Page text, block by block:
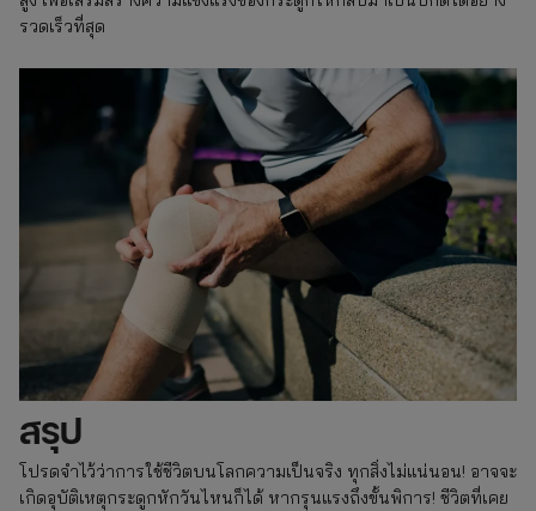
รวดเร็วที่สุด
สรุป
โปรดจำไว้ว่าการใช้ชีวิตบนโลกความเป็นจริง ทุกสิ่งไม่แน่นอน! อาจจะ
เกิดอุบัติเหตุกระดูกหักวันไหนก็ได้ หากรุนแรงถึงขั้นพิการ! ชีวิตที่เคย